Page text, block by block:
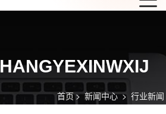
HANGYEXINWXIJ
首页 >新闻中心> 行业新闻